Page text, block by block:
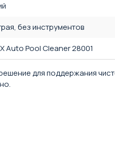
без инструментов
Auto Pool Cleaner 28001
для поддержания